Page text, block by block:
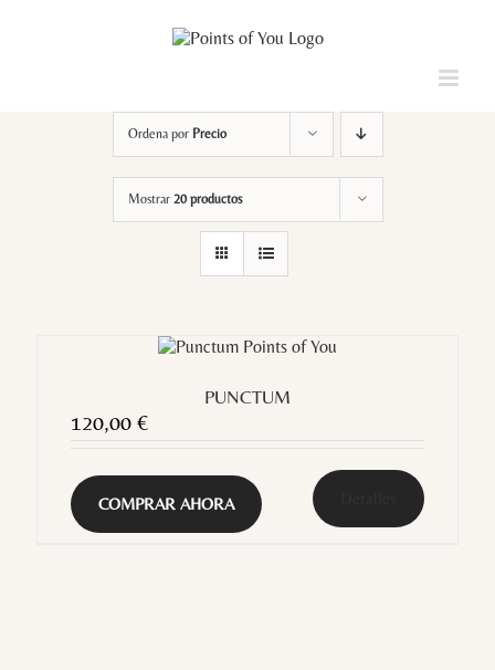
Loading...
Ordena por Precio
Mostrar 20 productos
PUNCTUM
120,00 €
COMPRAR AHORA